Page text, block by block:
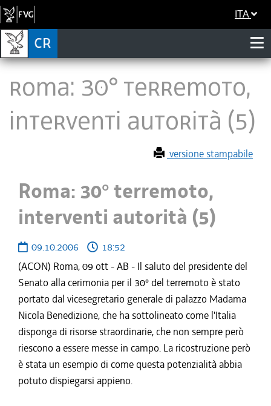
ITA
Roma: 30° terremoto,
interventi autorità (5)
versione stampabile
Roma: 30° terremoto,
interventi autorità (5)
09.10.2006
18:52
(ACON) Roma, 09 ott - AB - Il saluto del presidente del
Senato alla cerimonia per il 30° del terremoto è stato
portato dal vicesegretario generale di palazzo Madama
Nicola Benedizione, che ha sottolineato come l'Italia
disponga di risorse straordinarie, che non sempre però
riescono a essere messe in campo. La ricostruzione però
è stata un esempio di come questa potenzialità abbia
potuto dispiegarsi appieno.